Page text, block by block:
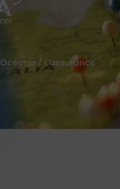
Océanie / L’assurance